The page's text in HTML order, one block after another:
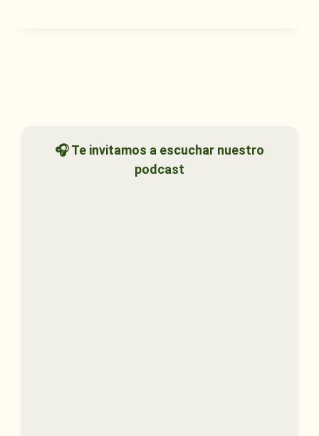
🎧 Te invitamos a escuchar nuestro
podcast